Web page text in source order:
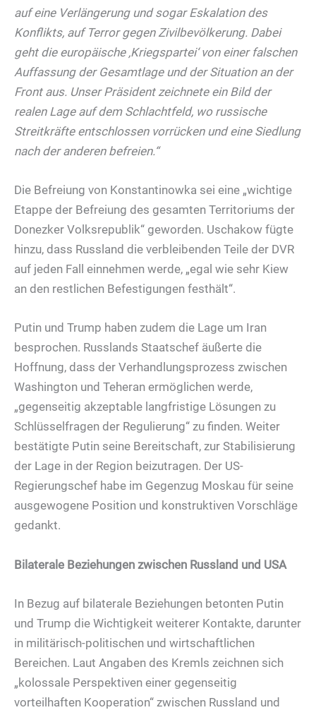
auf eine Verlängerung und sogar Eskalation des
Konflikts, auf Terror gegen Zivilbevölkerung. Dabei
geht die europäische ‚Kriegspartei‘ von einer falschen
Auffassung der Gesamtlage und der Situation an der
Front aus. Unser Präsident zeichnete ein Bild der
realen Lage auf dem Schlachtfeld, wo russische
Streitkräfte entschlossen vorrücken und eine Siedlung
nach der anderen befreien.“
Die Befreiung von Konstantinowka sei eine „wichtige
Etappe der Befreiung des gesamten Territoriums der
Donezker Volksrepublik“ geworden. Uschakow fügte
hinzu, dass Russland die verbleibenden Teile der DVR
auf jeden Fall einnehmen werde, „egal wie sehr Kiew
an den restlichen Befestigungen festhält“.
Putin und Trump haben zudem die Lage um Iran
besprochen. Russlands Staatschef äußerte die
Hoffnung, dass der Verhandlungsprozess zwischen
Washington und Teheran ermöglichen werde,
„gegenseitig akzeptable langfristige Lösungen zu
Schlüsselfragen der Regulierung“ zu finden. Weiter
bestätigte Putin seine Bereitschaft, zur Stabilisierung
der Lage in der Region beizutragen. Der US-
Regierungschef habe im Gegenzug Moskau für seine
ausgewogene Position und konstruktiven Vorschläge
gedankt.
Bilaterale Beziehungen zwischen Russland und USA
In Bezug auf bilaterale Beziehungen betonten Putin
und Trump die Wichtigkeit weiterer Kontakte, darunter
in militärisch-politischen und wirtschaftlichen
Bereichen. Laut Angaben des Kremls zeichnen sich
„kolossale Perspektiven einer gegenseitig
vorteilhaften Kooperation“ zwischen Russland und